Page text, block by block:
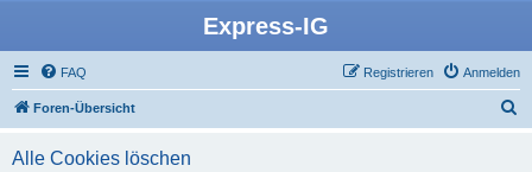
Express-IG
FAQ Anmelden
Registrieren
Foren-Übersicht
Alle Cookies löschen